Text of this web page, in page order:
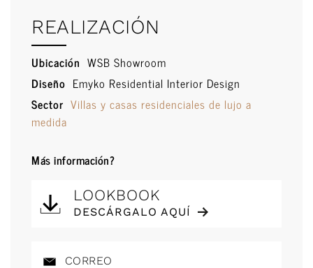
REALIZACIÓN
Ubicación WSB Showroom
Diseño Emyko Residential Interior Design
Sector Villas y casas residenciales de lujo a
medida
Más información?
LOOKBOOK
DESCÁRGALO AQUÍ
CORREO